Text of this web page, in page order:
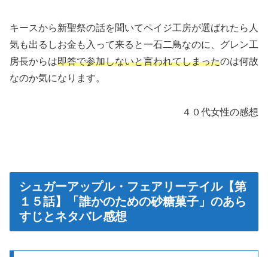
キースから新聖祭の話を聞いてペイジ工房が選ばれたら人
気も出るしお金も入って来ると一石二鳥なのに、グレン工
房長からは即答で参加しないと言われてしまったのは何故
なのか気になります。
４０代女性の感想
シュガーアップル・フェアリーテイル【第
１５話】「誰かのための砂糖菓子」のあら
すじとネタバレ感想